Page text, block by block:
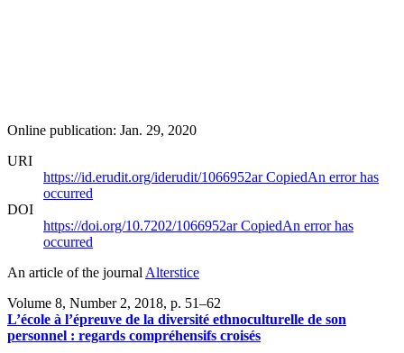
Online publication: Jan. 29, 2020
URI
https://id.erudit.org/iderudit/1066952arCopiedAn error has
occurred
DOI
https://doi.org/10.7202/1066952arCopiedAn error has
occurred
An article of the journal Alterstice
Volume 8, Number 2, 2018, p. 51–62
L’école à l’épreuve de la diversité ethnoculturelle de son
personnel : regards compréhensifs croisés